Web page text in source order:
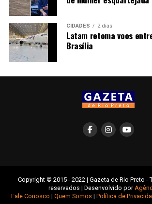
CIDADES 2 dias
Latam retoma voos
Brasília
Copyright © 2015 - 2022 | Gazeta de Rio Preto -
reservados | Desenvolvido por
Fale Conosco | Quem Somos | Política de